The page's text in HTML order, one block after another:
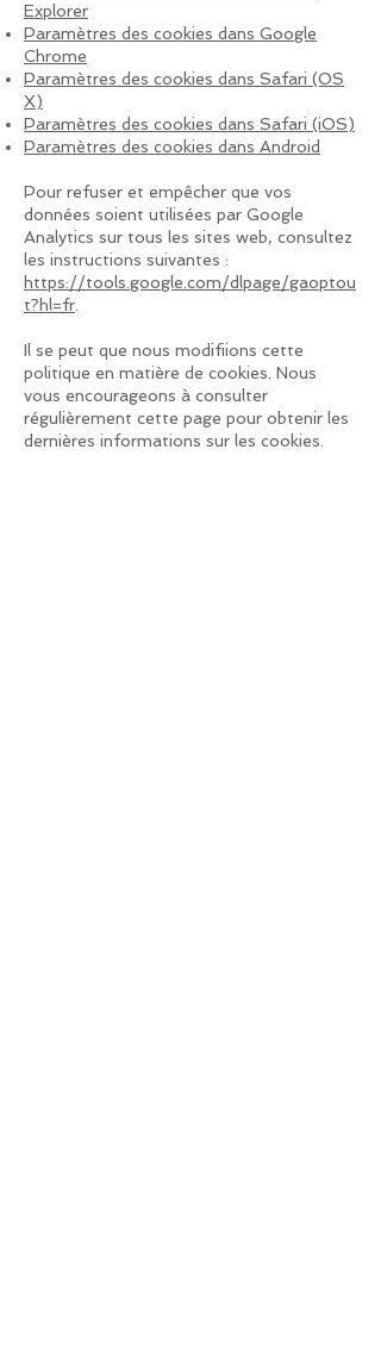
Explorer
Paramètres des cookies dans Google
Chrome
Paramètres des cookies dans Safari (OS
X)
Paramètres des cookies dans Safari (iOS)
Paramètres des cookies dans Android
Pour refuser et empêcher que vos
données soient utilisées par Google
Analytics sur tous les sites web, consultez
les instructions suivantes :
https://tools.google.com/dlpage/gaoptou
t?hl=fr.
Il se peut que nous modifiions cette
politique en matière de cookies. Nous
vous encourageons à consulter
régulièrement cette page pour obtenir les
dernières informations sur les cookies.